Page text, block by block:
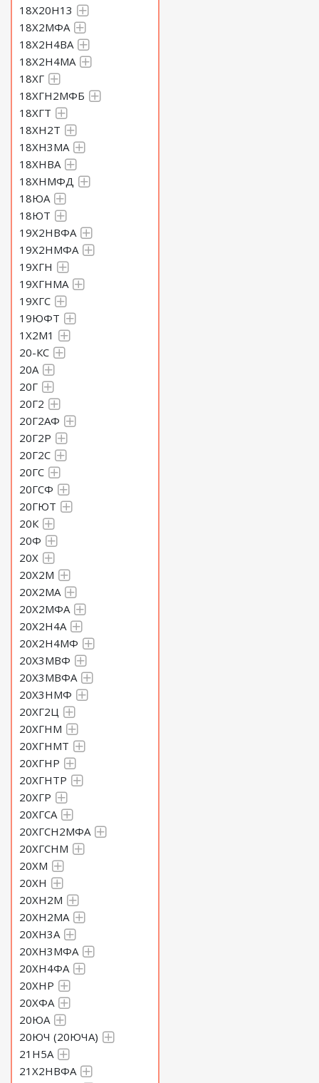
18Х20Н13
18Х2МФА
18Х2Н4ВА
18Х2Н4МА
18ХГ
18ХГН2МФБ
18ХГТ
18ХН2Т
18ХН3МА
18ХНВА
18ХНМФД
18ЮА
18ЮТ
19Х2НВФА
19Х2НМФА
19ХГН
19ХГНМА
19ХГС
19ЮФТ
1Х2М1
20-КС
20А
20Г
20Г2
20Г2АФ
20Г2Р
20Г2С
20ГС
20ГСФ
20ГЮТ
20К
20Ф
20Х
20Х2М
20Х2МА
20Х2МФА
20Х2Н4А
20Х2Н4МФ
20Х3МВФ
20Х3МВФА
20Х3НМФ
20ХГ2Ц
20ХГНМ
20ХГНМТ
20ХГНР
20ХГНТР
20ХГР
20ХГСА
20ХГСН2МФА
20ХГСНМ
20ХМ
20ХН
20ХН2М
20ХН2МА
20ХН3А
20ХН3МФА
20ХН4ФА
20ХНР
20ХФА
20ЮА
20ЮЧ (20ЮЧА)
21Н5А
21Х2НВФА